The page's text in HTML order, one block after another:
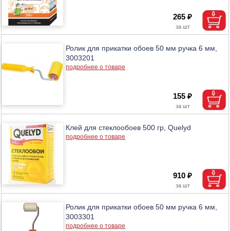
265 ₽
Ролик для прикатки обоев 50 мм ручка 6 мм,
3003201
подробнее о товаре
155 ₽
Клей для стеклообоев 500 гр, Quelyd
подробнее о товаре
910 ₽
Ролик для прикатки обоев 50 мм ручка 6 мм,
3003301
подробнее о товаре